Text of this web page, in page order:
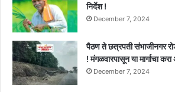
निर्देश !
December 7, 2024
पैठण ते छत्रपती संभाजीनगर
! मंगळवारपासून या मार्गाचा
December 7, 2024